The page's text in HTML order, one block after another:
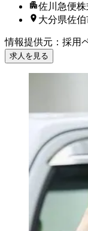
佐川急便株
大分県佐伯
情報提供元 ： 採用
求人を見る